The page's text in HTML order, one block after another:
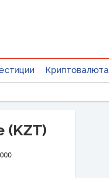
Криптовалюта
(KZT)